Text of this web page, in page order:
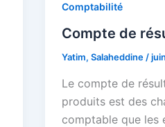
Comptabilité
Compte de
Yatim, Salaheddine /
Le compte de
produits est des
comptable que les